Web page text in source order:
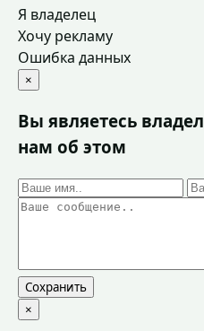
Я владелец
Хочу рекламу
Ошибка данных
×
Вы являетесь
нам об этом
Сохранить
×